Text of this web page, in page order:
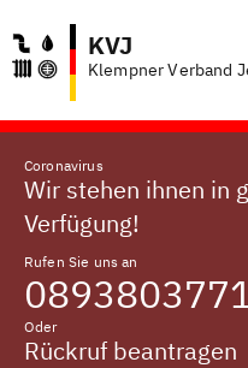
KVJ
Klempner Verband
Coronavirus
Wir stehen ihnen in
Verfügung!
Rufen Sie uns an
Oder
Rückruf beantragen